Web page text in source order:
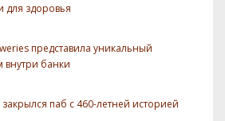
для здоровья
представила уникальный
внутри банки
паб с 460-летней историей